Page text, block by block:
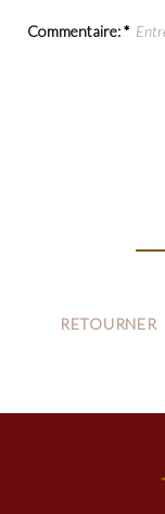
Commentaire:*